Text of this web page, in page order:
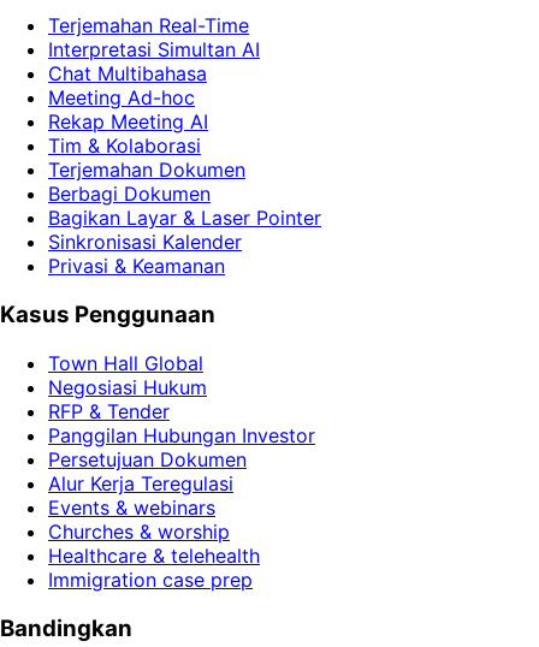
Terjemahan Real-Time
Interpretasi Simultan AI
Chat Multibahasa
Meeting Ad-hoc
Rekap Meeting AI
Tim & Kolaborasi
Terjemahan Dokumen
Berbagi Dokumen
Bagikan Layar & Laser Pointer
Sinkronisasi Kalender
Privasi & Keamanan
Kasus Penggunaan
Town Hall Global
Negosiasi Hukum
RFP & Tender
Panggilan Hubungan Investor
Persetujuan Dokumen
Alur Kerja Teregulasi
Events & webinars
Churches & worship
Healthcare & telehealth
Immigration case prep
Bandingkan